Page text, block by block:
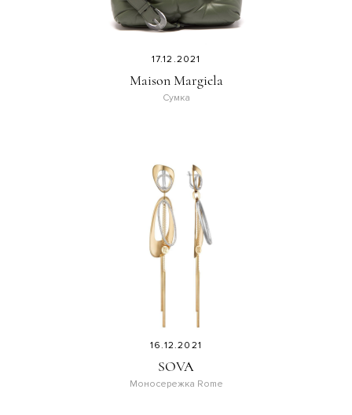
17.12.2021
Maison Margiela
Сумка
16.12.2021
SOVA
Моносережка Rome